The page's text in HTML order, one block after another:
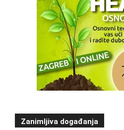
Zanimljiva događanja